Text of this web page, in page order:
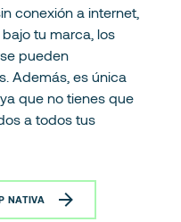
conexión a internet,
tu marca, los
pueden
Además, es única
que no tienes que
a todos tus
NATIVA